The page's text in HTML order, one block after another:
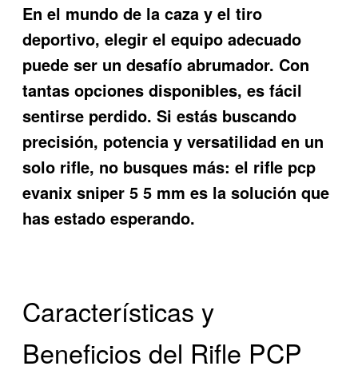
En el mundo de la caza y el tiro
deportivo, elegir el equipo adecuado
puede ser un desafío abrumador. Con
tantas opciones disponibles, es fácil
sentirse perdido. Si estás buscando
precisión, potencia y versatilidad en un
solo rifle, no busques más: el rifle pcp
evanix sniper 5 5 mm es la solución que
has estado esperando.
Características y
Beneficios del Rifle PCP